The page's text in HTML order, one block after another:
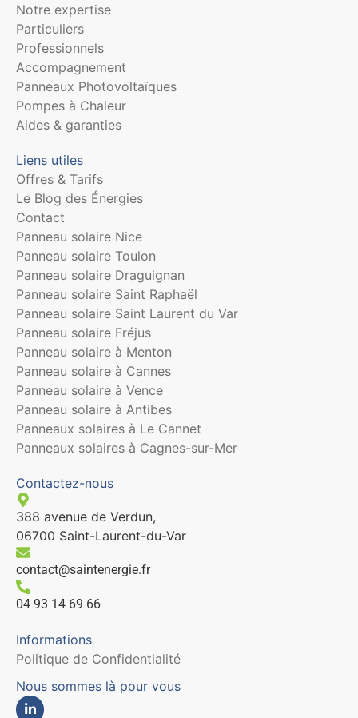
Notre expertise
Particuliers
Professionnels
Accompagnement
Panneaux Photovoltaïques
Pompes à Chaleur
Aides & garanties
Liens utiles
Offres & Tarifs
Le Blog des Énergies
Contact
Panneau solaire Nice
Panneau solaire Toulon
Panneau solaire Draguignan
Panneau solaire Saint Raphaël
Panneau solaire Saint Laurent du Var
Panneau solaire Fréjus
Panneau solaire à Menton
Panneau solaire à Cannes
Panneau solaire à Vence
Panneau solaire à Antibes
Panneaux solaires à Le Cannet
Panneaux solaires à Cagnes-sur-Mer
Contactez-nous
388 avenue de Verdun,
06700 Saint-Laurent-du-Var
contact@saintenergie.fr
04 93 14 69 66
Informations
Politique de Confidentialité
Nous sommes là pour vous